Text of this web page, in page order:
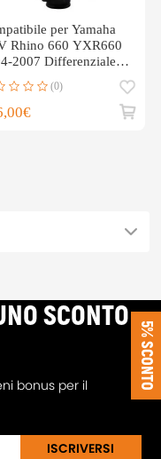
per Yamaha
Rhino 660 YXR660
2007 Differenziale
5UG-46101-01-
(0)
5% SCONTO
SCONTO
bonus per il
ISCRIVERSI